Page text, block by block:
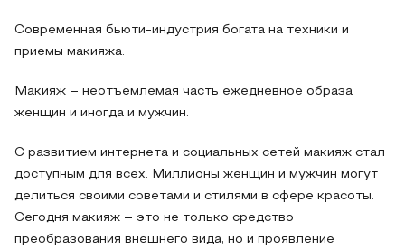
Современная бьюти-индустрия богата на техники и
приемы макияжа.
Макияж – неотъемлемая часть ежедневное образа
женщин и иногда и мужчин.
С развитием интернета и социальных сетей макияж стал
доступным для всех. Миллионы женщин и мужчин могут
делиться своими советами и стилями в сфере красоты.
Сегодня макияж – это не только средство
преобразования внешнего вида, но и проявление